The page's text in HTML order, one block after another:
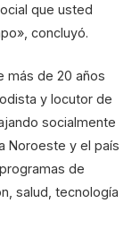
que usted
concluyó.
más de 20 años
y locutor de
socialmente
Noroeste y el país
de
salud, tecnología